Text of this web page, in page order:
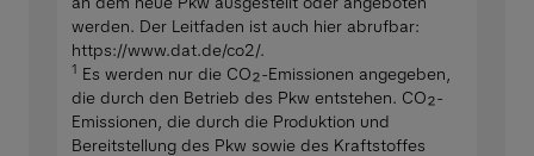
werden. Der Leitfaden ist auch hier abrufbar:
https://www.dat.de/co2/.
1 Es werden nur die CO₂-Emissionen angegeben,
die durch den Betrieb des Pkw entstehen. CO₂-
Emissionen, die durch die Produktion und
Bereitstellung des Pkw sowie des Kraftstoffes